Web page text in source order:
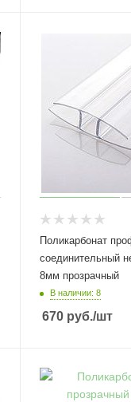
Поликарбонат
соединительный
8мм прозрачный
В наличии: 8
670 руб./шт